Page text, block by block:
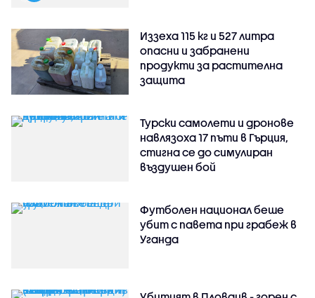
Иззеха 115 кг и 527 литра
опасни и забранени
продукти за растителна
защита
Турски самолети и дронове
навлязоха 17 пъти в Гърция,
стигна се до симулиран
въздушен бой
Футболен национал беше
убит с павета при грабеж в
Уганда